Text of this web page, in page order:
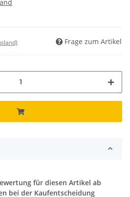
Frage zum Artikel
für diesen Artikel ab
bei der Kaufentscheidung